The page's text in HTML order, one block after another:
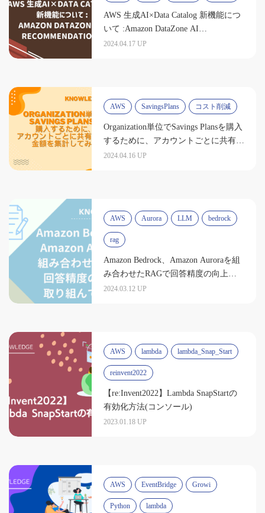
AWS 生成AI×Data Catalog 新機能につ
いて :Amazon DataZone AI
recommendations
2024.04.17 UP
AWS SavingsPlans コスト削減
Organization単位でSavings Plansを購入
するために、アカウントごとに共有さ
れた金額を集計してみた
2024.04.16 UP
AWS Aurora LLM bedrock
rag
Amazon Bedrock、Amazon Auroraを組
み合わせたRAGで回答精度の向上に
取り組んでみた！①概要編
2024.03.12 UP
AWS lambda lambda_Snap_Start
reinvent2022
【re:Invent2022】Lambda SnapStartの
有効化方法(コンソール)
2023.01.18 UP
AWS EventBridge Growi
Python lambda